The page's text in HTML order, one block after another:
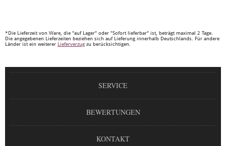
*Die Lieferzeit von Ware, die "auf Lager" oder "Sofort lieferbar" ist, beträgt maximal 2 Tage.
Die angegebenen Lieferzeiten beziehen sich auf Lieferung innerhalb Deutschlands. Für andere
Länder ist ein weiterer Lieferverzug zu berücksichtigen.
SERVICE
BEWERTUNGEN
KONTAKT